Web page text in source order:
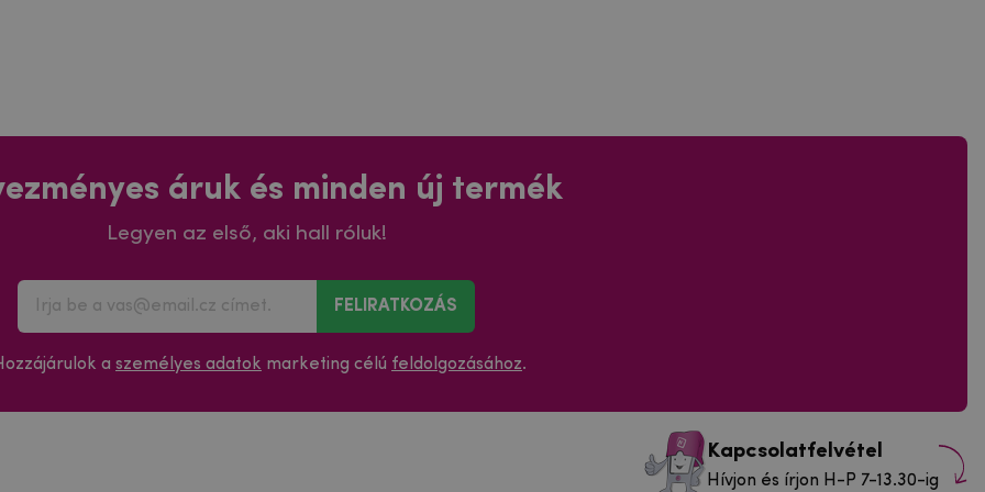
áruk és minden új termék
Legyen az első, aki hall róluk!
FELIRATKOZÁS
a személyes adatok marketing célú feldolgozásához.
Kapcsolatfelvétel
Hívjon és írjon H-P 7-13.30-ig